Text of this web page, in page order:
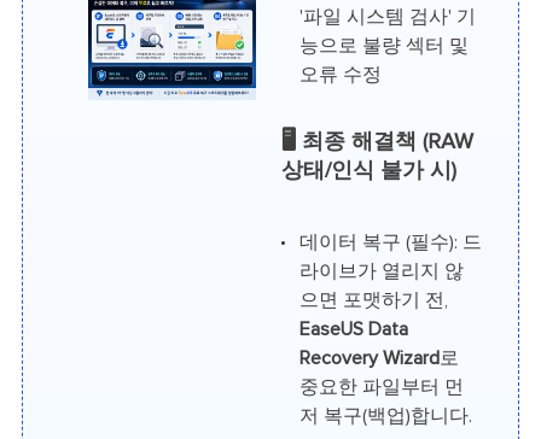
'파일 시스템 검사' 기
능으로 불량 섹터 및
오류 수정
🖥️ 최종 해결책 (RAW
상태/인식 불가 시)
데이터 복구 (필수): 드
라이브가 열리지 않
으면 포맷하기 전,
EaseUS Data
Recovery Wizard 로
중요한 파일부터 먼
저 복구(백업)합니다.